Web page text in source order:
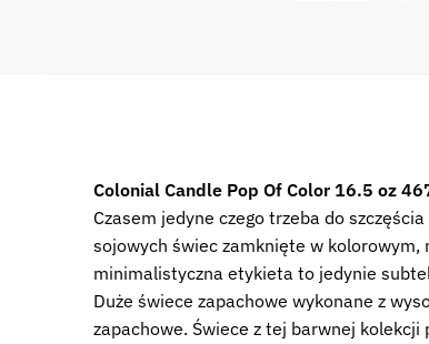
Colonial Candle Pop Of Color 16.5 oz
Czasem jedyne czego trzeba do
sojowych świec zamknięte w kolorowym,
minimalistyczna etykieta to jedynie
Duże świece zapachowe wykonane z
zapachowe. Świece z tej barwnej